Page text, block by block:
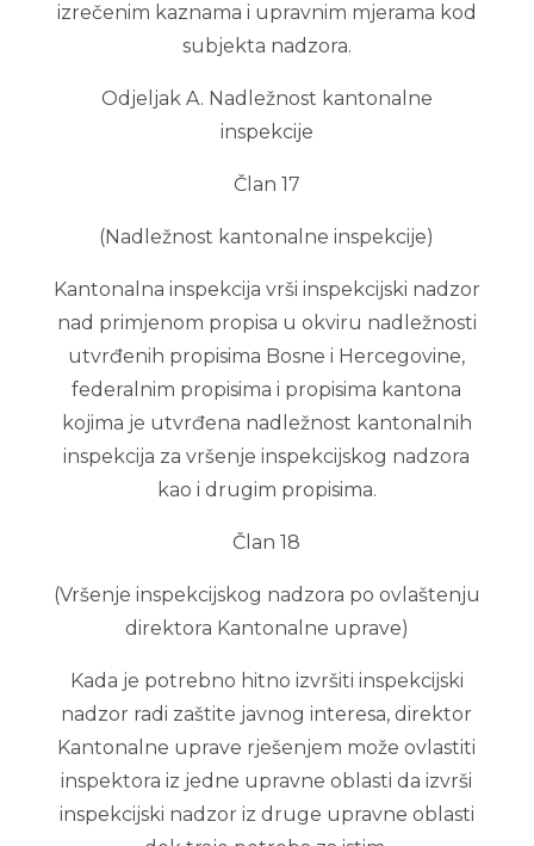
izrečenim kaznama i upravnim mjerama kod
subjekta nadzora.
Odjeljak A. Nadležnost kantonalne
inspekcije
Član 17
(Nadležnost kantonalne inspekcije)
Kantonalna inspekcija vrši inspekcijski nadzor
nad primjenom propisa u okviru nadležnosti
utvrđenih propisima Bosne i Hercegovine,
federalnim propisima i propisima kantona
kojima je utvrđena nadležnost kantonalnih
inspekcija za vršenje inspekcijskog nadzora
kao i drugim propisima.
Član 18
(Vršenje inspekcijskog nadzora po ovlaštenju
direktora Kantonalne uprave)
Kada je potrebno hitno izvršiti inspekcijski
nadzor radi zaštite javnog interesa, direktor
Kantonalne uprave rješenjem može ovlastiti
inspektora iz jedne upravne oblasti da izvrši
inspekcijski nadzor iz druge upravne oblasti